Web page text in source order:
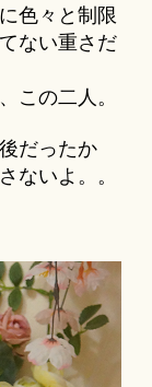
色々と制限
ない重さだ
この二人。
だったか
ないよ。。